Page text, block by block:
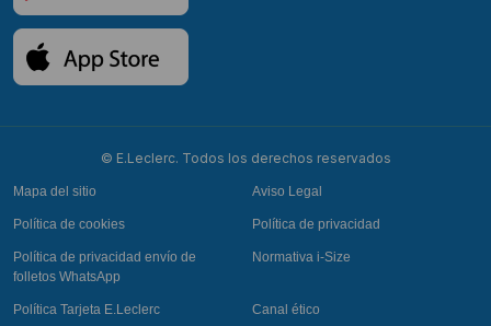
© E.Leclerc. Todos los derechos reservados
Mapa del sitio Aviso Legal
Política de cookies Política de privacidad
Política de privacidad envío de
folletos WhatsApp
Normativa i-Size
Política Tarjeta E.Leclerc Canal ético